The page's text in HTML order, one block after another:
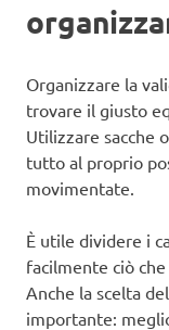
Organizzare la
trovare il giusto
Utilizzare sacche
tutto al proprio
movimentate.
È utile dividere i
facilmente ciò
Anche la scelta
importante: